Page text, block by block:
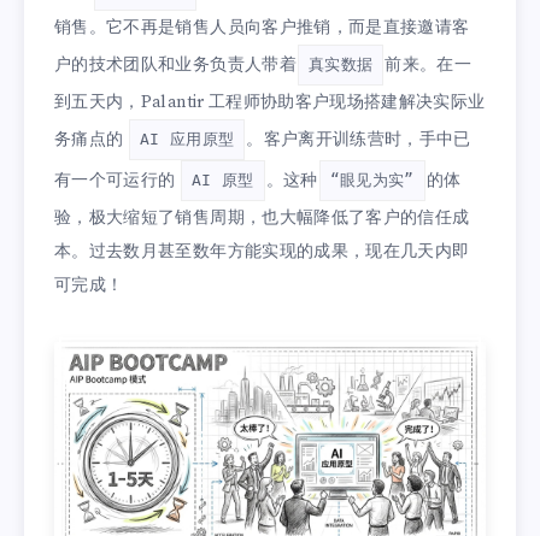
销售。它不再是销售人员向客户推销，而是直接邀请客
户的技术团队和业务负责人带着
真实数据
前来。在一
到五天内，Palantir 工程师协助客户现场搭建解决实际业
务痛点的
AI 应用原型
。客户离开训练营时，手中已
有一个可运行的
AI 原型 。这种 “眼见为实”
的体
验，极大缩短了销售周期，也大幅降低了客户的信任成
本。过去数月甚至数年方能实现的成果，现在几天内即
可完成！